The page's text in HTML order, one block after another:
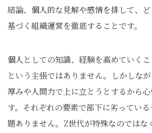
結論、個人的な見解や感情を排して、
基づく組織運営を徹底することです。
個人としての知識、経験を高めていくこ
という主張ではありません。しかしな
厚みや人間力で上に立とうとするから
す。それぞれの要素で部下に劣ってい
題ありません。Z世代が特殊なのではな